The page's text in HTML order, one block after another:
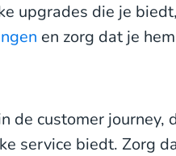
upgrades die je
en zorg dat je
de customer journey,
service biedt. Zorg